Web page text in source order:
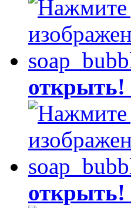
открыть!
открыть!